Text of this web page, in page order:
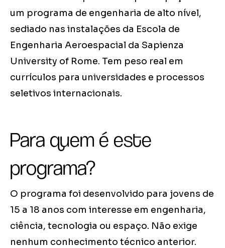
um programa de engenharia de alto nível,
sediado nas instalações da Escola de
Engenharia Aeroespacial da Sapienza
University of Rome. Tem peso real em
currículos para universidades e processos
seletivos internacionais.
Para quem é este
programa?
O programa foi desenvolvido para jovens de
15 a 18 anos com interesse em engenharia,
ciência, tecnologia ou espaço. Não exige
nenhum conhecimento técnico anterior.